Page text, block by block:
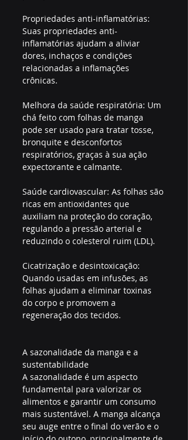
Propriedades anti-inflamatórias:
Suas propriedades anti-
inflamatórias ajudam a aliviar
dores, inchaços e condições
relacionadas a inflamações
crônicas.
Melhora da saúde respiratória: Um
chá feito com folhas de manga
pode ser usado para tratar tosse,
bronquite e desconfortos
respiratórios, graças à sua ação
expectorante e calmante.
Saúde cardiovascular: As folhas são
ricas em antioxidantes que
auxiliam na proteção do coração,
regulando a pressão arterial e
reduzindo o colesterol ruim (LDL).
Cicatrização e desintoxicação:
Quando usadas em infusões, as
folhas ajudam a eliminar toxinas
do corpo e promovem a
regeneração dos tecidos.
A sazonalidade da manga e a
sustentabilidade
A sazonalidade é um aspecto
fundamental para valorizar os
alimentos e garantir um consumo
mais sustentável. A manga alcança
seu auge entre o final do verão e o